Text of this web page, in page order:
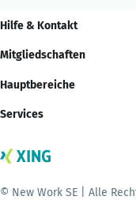
Hilfe & Kontakt
Mitgliedschaften
Hauptbereiche
Services
© New Work SE | Alle